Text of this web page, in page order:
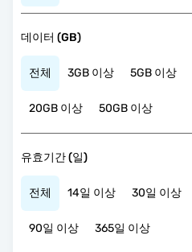
데이터 (GB)
전체 3GB 이상 5GB 이상
20GB 이상 50GB 이상
유효기간 (일)
전체 14일 이상 30일 이상
90일 이상 365일 이상